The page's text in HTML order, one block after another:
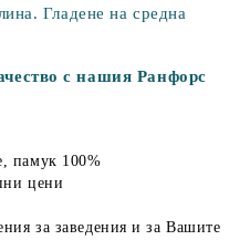
Гладене на средна
с нашия Ранфорс
памук 100%
цени
за заведения и за Вашите